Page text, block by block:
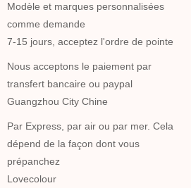
Modèle et marques personnalisées
comme demande
7-15 jours, acceptez l'ordre de pointe
Nous acceptons le paiement par
transfert bancaire ou paypal
Guangzhou City Chine
Par Express, par air ou par mer. Cela
dépend de la façon dont vous
prépanchez
Lovecolour